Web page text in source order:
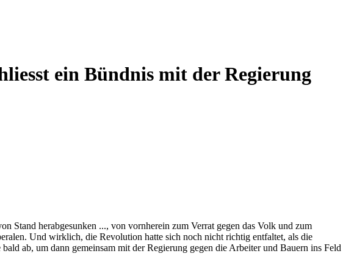
ein Bündnis mit der Regierung
Stand herabgesunken ..., von vornherein zum Verrat gegen das Volk und zum
Und wirklich, die Revolution hatte sich noch nicht richtig entfaltet, als die
ab, um dann gemeinsam mit der Regierung gegen die Arbeiter und Bauern ins Feld